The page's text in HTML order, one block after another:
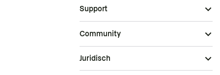
Support
Community
Juridisch